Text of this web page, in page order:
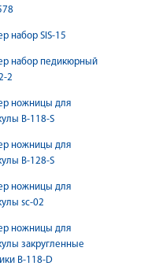
набор SIS-15
набор педикюрный
2
ножницы для
B-118-S
ножницы для
B-128-S
ножницы для
sc-02
ножницы для
закругленные
B-118-D